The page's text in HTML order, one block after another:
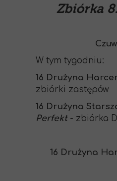
Zbiórka
W tym tygodniu:
16 Drużyna
zbiórki zastępów
16 Drużyna
Perfekt - zbiórka
16 Drużyna